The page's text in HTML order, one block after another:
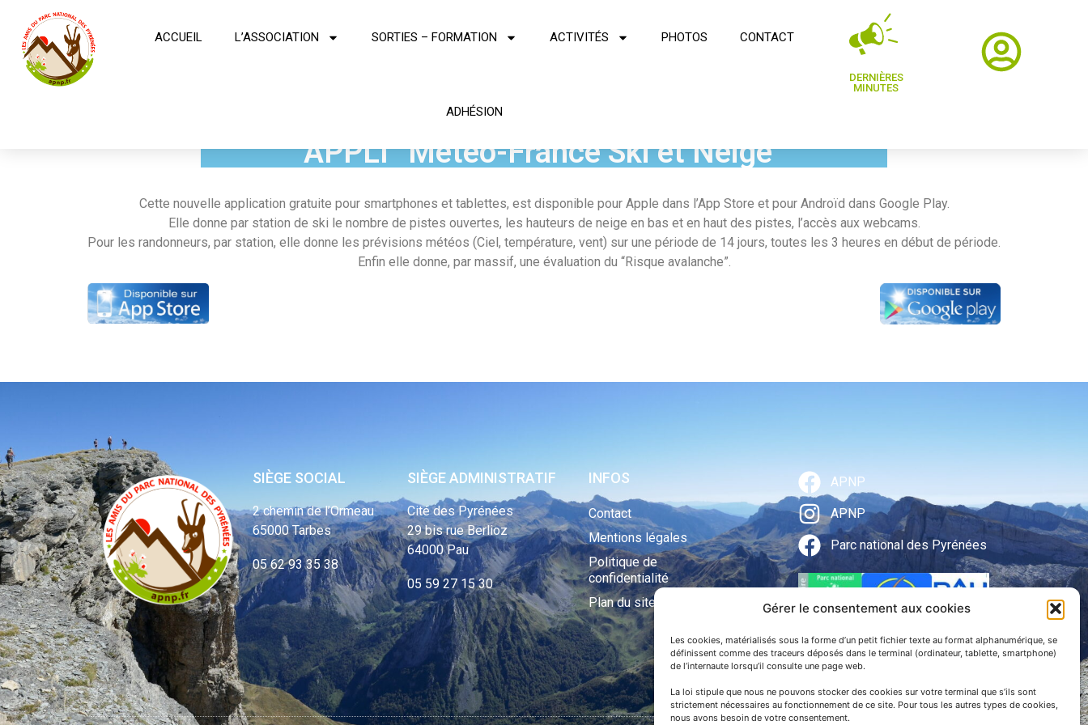
Gérer le consentement aux cookies
Les cookies, matérialisés sous la forme d’un petit fichier texte au format alphanumérique, se
définissent comme des traceurs déposés dans le terminal (ordinateur, tablette, smartphone)
de l’internaute lorsqu’il consulte une page web.
La loi stipule que nous ne pouvons stocker des cookies sur votre terminal que s’ils sont
strictement nécessaires au fonctionnement de ce site. Pour tous les autres types de cookies,
nous avons besoin de votre consentement.
ACCUEIL L’ASSOCIATION SORTIES – FORMATION ACTIVITÉS PHOTOS CONTACT
ADHÉSION
DERNIÈRES
MINUTES
APPLI “Météo-France Ski et Neige”
Cette nouvelle application gratuite pour smartphones et tablettes, est disponible pour Apple dans l’App Store et pour Androïd dans Google Play.
Elle donne par station de ski le nombre de pistes ouvertes, les hauteurs de neige en bas et en haut des pistes, l’accès aux webcams.
Pour les randonneurs, par station, elle donne les prévisions météos (Ciel, température, vent) sur une période de 14 jours, toutes les 3 heures en début de période.
Enfin elle donne, par massif, une évaluation du “Risque avalanche”.
SIÈGE SOCIAL
2 chemin de l’Ormeau
65000 Tarbes
05 62 93 35 38
SIÈGE ADMINISTRATIF
Cité des Pyrénées
29 bis rue Berlioz
64000 Pau
05 59 27 15 30
INFOS
Contact
Mentions légales
Politique de
confidentialité
Plan du site
APNP
APNP
Parc national des Pyrénées